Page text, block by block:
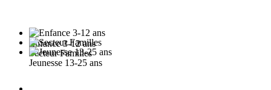
Enfance 3-12 ans
Secteur Familles
Jeunesse 13-25 ans